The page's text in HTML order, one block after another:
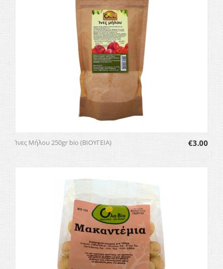
Ίνες Μήλου 250gr bio (ΒΙΟΥΓΕΙΑ) €3.00